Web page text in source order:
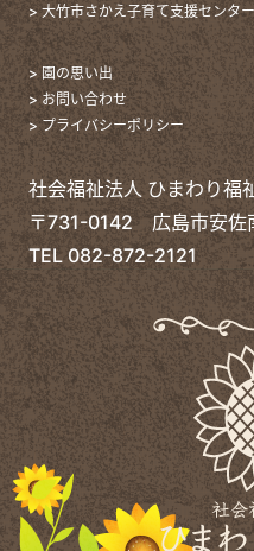
> 大竹市さかえ子育て支援センター
> 園の思い出
> お問い合わせ
> プライバシーポリシー
社会福祉法人 ひまわり福
〒731-0142 広島市安佐
TEL 082-872-2121